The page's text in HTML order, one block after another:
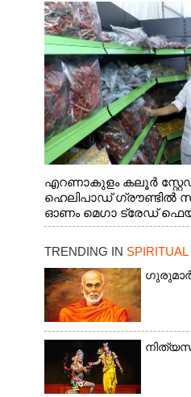
എറണാകുളം കലൂർ
ഹെലിപാഡ്
ഓണം മെഗാ ട്രേഡ്
സംസ്ഥാനതല ഉദ്ഘാടനം
സതീശൻ. മന്ത്രി അനൂപ്
TRENDING IN SPIRITUAL